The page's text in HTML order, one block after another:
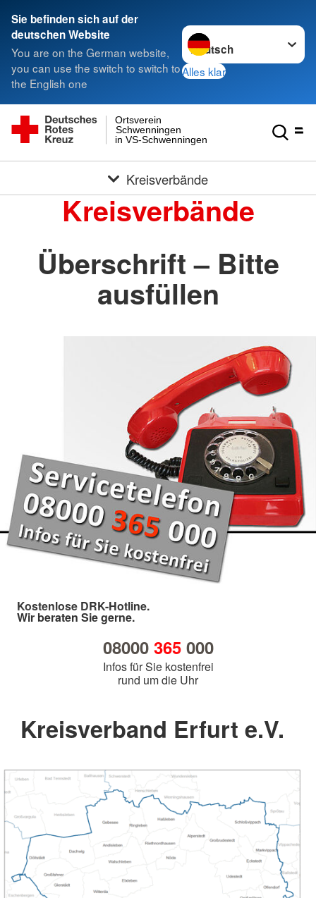
Sie befinden sich auf der
deutschen Website
You are on the German website,
you can use the switch to switch to
the English one
Sprache wechseln zu
Alles klar
in VS-Schwenningen
Schwenningen
Ortsverein
Kreisverbände
Kreisverbände
Überschrift – Bitte
ausfüllen
Kostenlose DRK-Hotline.
Wir beraten Sie gerne.
08000 365000
Infos für Sie kostenfrei
rund um die Uhr
Kreisverband Erfurt e.V.